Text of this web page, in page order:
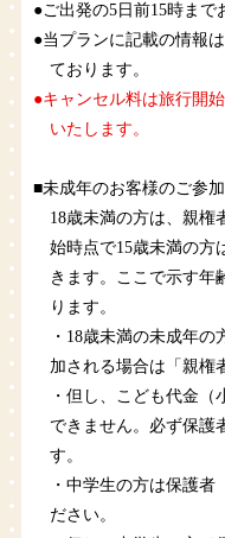
●ご出発の5日前15時まで
●当プランに記載の情報
ております。
●キャンセル料は旅行開
いたします。
■未成年のお客様のご参
18歳未満の方は、親権
始時点で15歳未満の方
きます。ここで示す年
ります。
・18歳未満の未成年
加される場合は「親権
・但し、こども代金
できません。必ず保護
す。
・中学生の方は保護者
ださい。